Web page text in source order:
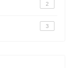
2
3